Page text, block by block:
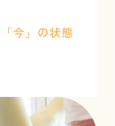
「今」の状態